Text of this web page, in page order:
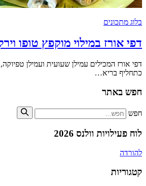
בלוג מתכונים
דפי אורז במילוי מוקפץ טופו
דפי אורז המכילים עמילן שעועית ועמילן
כתחליף בריא…
חפש באתר
חפש
לוח פעילויות וולנס 2026
להורדה
קטגוריות